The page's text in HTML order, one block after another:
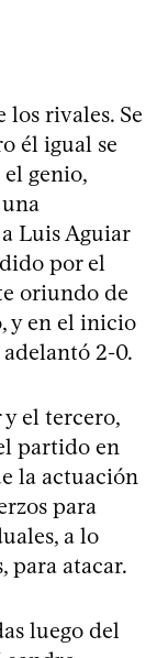
los rivales. Se
él igual se
genio,
Luis Aguiar
por el
oriundo de
y en el inicio
2-0.
el tercero,
partido en
la actuación
para
a lo
para atacar.
luego del